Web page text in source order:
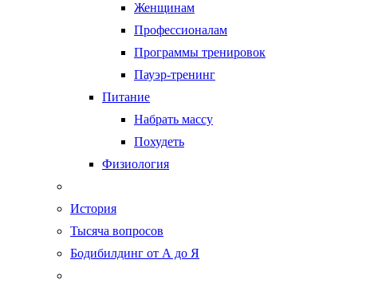
Женщинам
Профессионалам
Программы тренировок
Пауэр-тренинг
Питание
Набрать массу
Похудеть
Физиология
История
Тысяча вопросов
Бодибилдинг от А до Я